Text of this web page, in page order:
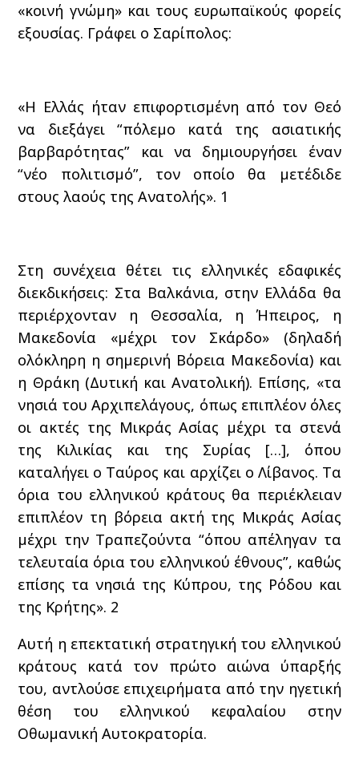
«κοινή γνώμη» και τους ευρωπαϊκούς φορείς
εξουσίας. Γράφει ο Σαρίπολος:
«Η Ελλάς ήταν επιφορτισμένη από τον Θεό
να διεξάγει “πόλεμο κατά της ασιατικής
βαρβαρότητας” και να δημιουργήσει έναν
“νέο πολιτισμό”, τον οποίο θα μετέδιδε
στους λαούς της Ανατολής». 1
Στη συνέχεια θέτει τις ελληνικές εδαφικές
διεκδικήσεις: Στα Βαλκάνια, στην Ελλάδα θα
περιέρχονταν η Θεσσαλία, η Ήπειρος, η
Μακεδονία «μέχρι τον Σκάρδο» (δηλαδή
ολόκληρη η σημερινή Βόρεια Μακεδονία) και
η Θράκη (Δυτική και Ανατολική). Επίσης, «τα
νησιά του Αρχιπελάγους, όπως επιπλέον όλες
οι ακτές της Μικράς Ασίας μέχρι τα στενά
της Κιλικίας και της Συρίας […], όπου
καταλήγει ο Ταύρος και αρχίζει ο Λίβανος. Τα
όρια του ελληνικού κράτους θα περιέκλειαν
επιπλέον τη βόρεια ακτή της Μικράς Ασίας
μέχρι την Τραπεζούντα “όπου απέληγαν τα
τελευταία όρια του ελληνικού έθνους”, καθώς
επίσης τα νησιά της Κύπρου, της Ρόδου και
της Κρήτης». 2
Αυτή η επεκτατική στρατηγική του ελληνικού
κράτους κατά τον πρώτο αιώνα ύπαρξής
του, αντλούσε επιχειρήματα από την ηγετική
θέση του ελληνικού κεφαλαίου στην
Οθωμανική Αυτοκρατορία.